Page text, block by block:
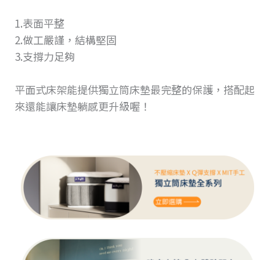
1.表面平整
2.做工嚴謹，結構堅固
3.支撐力足夠
平面式床架能提供獨立筒床墊最完整的保護，搭配起
來還能讓床墊躺感更升級喔！